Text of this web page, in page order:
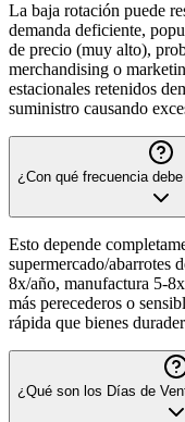
La baja rotación puede
demanda deficiente,
de precio (muy alto),
merchandising o
estacionales retenidos
suministro causando
¿Con qué frecuencia
Esto depende
supermercado/abarrotes
8x/año, manufactura 5-
más perecederos o
rápida que bienes
¿Qué son los Días de